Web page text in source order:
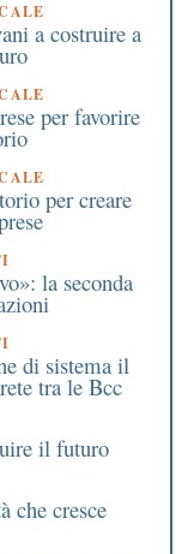
a costruire a
per favorire
per creare
la seconda
di sistema il
tra le Bcc
il futuro
che cresce